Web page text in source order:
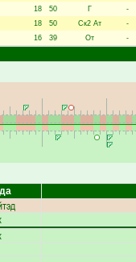
18 50 Г -
18 50 Ск2 Ат -
16 39 От -